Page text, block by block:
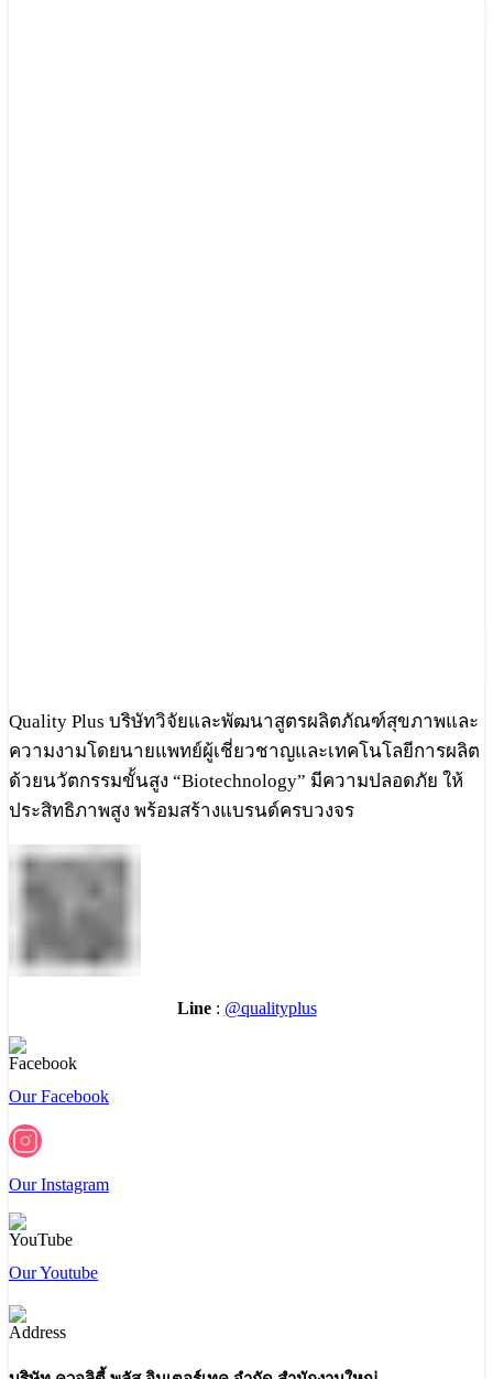
Quality Plus บริษัทวิจัยและพัฒนาสูตรผลิตภัณฑ์สุขภาพและ
ความงามโดยนายแพทย์ผู้เชี่ยวชาญและเทคโนโลยีการผลิต
ด้วยนวัตกรรมขั้นสูง “Biotechnology” มีความปลอดภัย ให้
ประสิทธิภาพสูง พร้อมสร้างแบรนด์ครบวงจร
Line: @qualityplus
Our Facebook
Our Instagram
Our Youtube